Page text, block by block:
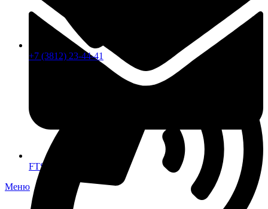
FTS-omsk@mail.ru
Меню
+7 (3812) 23-44-41